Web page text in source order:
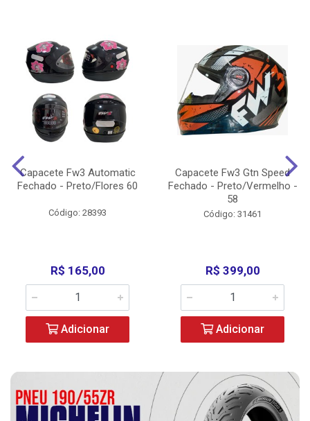
Capacete Fw3 Automatic
Fechado - Preto/Flores 60
Código: 28393
R$ 165,00
Adicionar
Capacete Fw3 Gtn Speed
Fechado - Preto/Vermelho -
58
Código: 31461
R$ 399,00
Adicionar